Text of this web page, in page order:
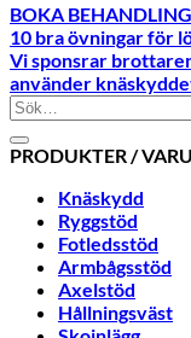
BOKA
10 bra övningar för
Vi sponsrar
använder
PRODUKTER /
Knäskydd
Ryggstöd
Fotledsstöd
Armbågsstöd
Axelstöd
Hållningsväst